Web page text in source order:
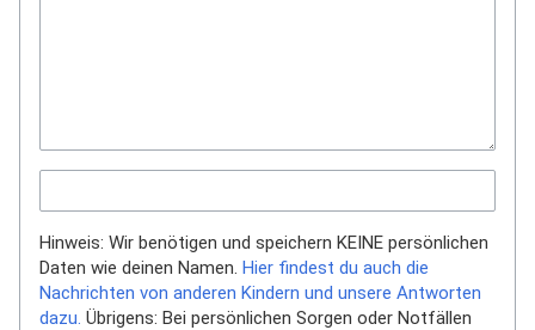
Hinweis: Wir benötigen und speichern KEINE persönlichen
Daten wie deinen Namen. Hier findest du auch die
Nachrichten von anderen Kindern und unsere Antworten
dazu. Übrigens: Bei persönlichen Sorgen oder Notfällen